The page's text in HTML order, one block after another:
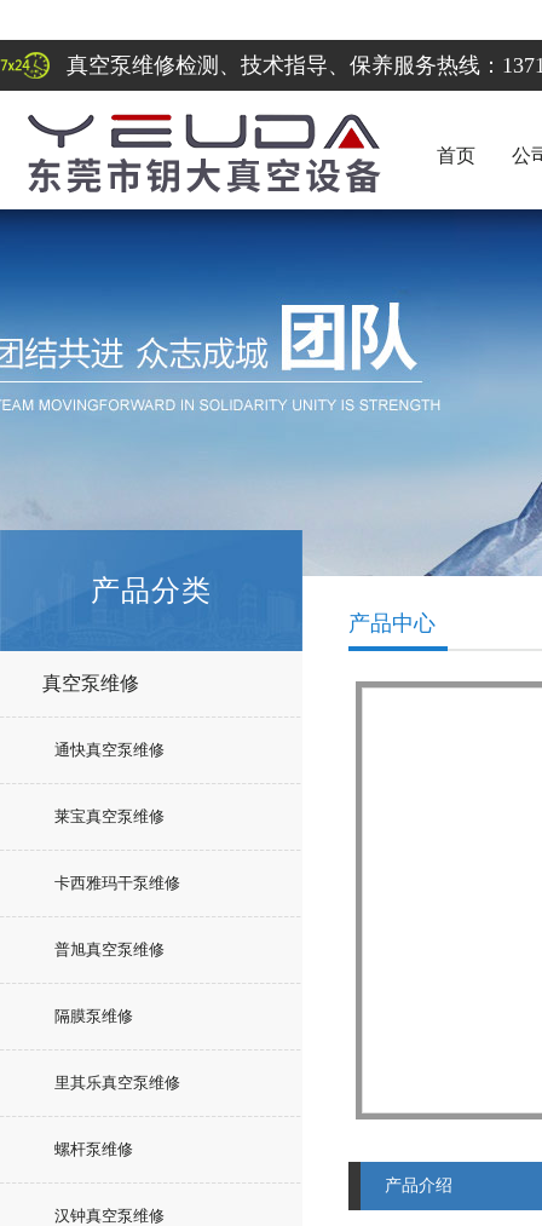
真空泵维修检测、技术指导、保养服务热线：
首页 公
产品分类
真空泵维修
通快真空泵维修
莱宝真空泵维修
卡西雅玛干泵维修
普旭真空泵维修
隔膜泵维修
里其乐真空泵维修
螺杆泵维修
汉钟真空泵维修
产品中心
产品介绍